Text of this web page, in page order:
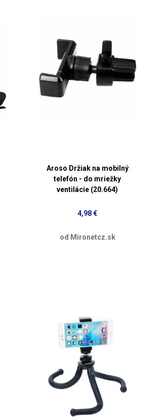
Aroso Držiak na mobilný
telefón - do mriežky
ventilácie (20.664)
4,98 €
od Mironetcz.sk